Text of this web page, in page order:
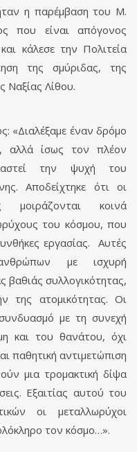
η παρέμβαση του Μ.
που είναι απόγονος
κάλεσε την Πολιτεία
της σμύριδας, της
Ναξίας Λίθου.
«Διαλέξαμε έναν δρόμο
αλλά ίσως τον πλέον
την ψυχή του
Αποδείχτηκε ότι οι
μοιράζονται κοινά
του κόσμου, που
εργασίας. Αυτές
με ισχυρή
βαθιάς συλλογικότητας,
της ατομικότητας. Οι
με τη συνεχή
και του θανάτου, όχι
παθητική αντιμετώπιση
μια τρομακτική δίψα
Εξαιτίας αυτού του
οι μεταλλωρύχοι
τον κόσμο…».